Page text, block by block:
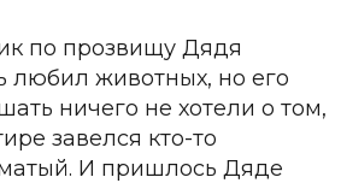
по прозвищу Дядя
любил животных, но его
ничего не хотели о том,
завелся кто-то
И пришлось Дяде